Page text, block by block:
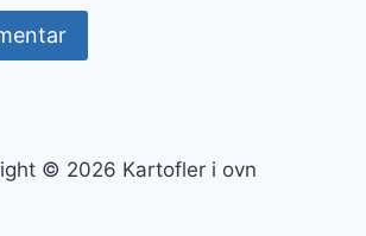
© 2026 Kartofler i ovn